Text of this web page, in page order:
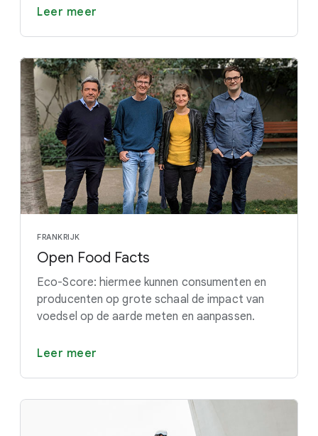
Leer meer
FRANKRIJK
Open Food Facts
Eco-Score: hiermee kunnen consumenten en
producenten op grote schaal de impact van
voedsel op de aarde meten en aanpassen.
Leer meer